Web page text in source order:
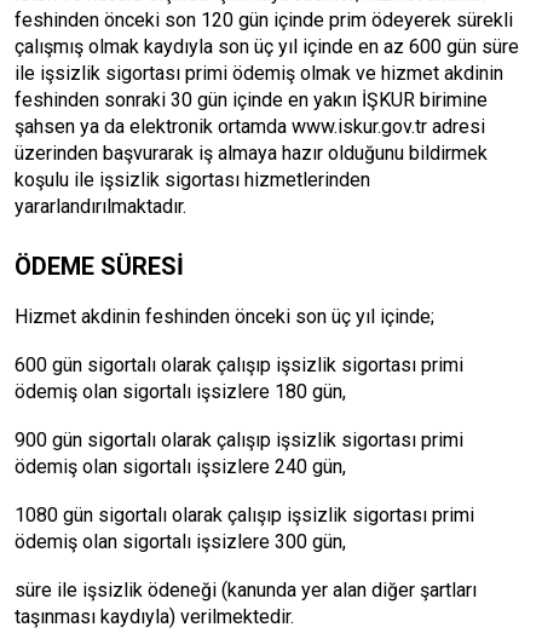
feshinden önceki son 120 gün içinde prim ödeyerek sürekli
çalışmış olmak kaydıyla son üç yıl içinde en az 600 gün süre
ile işsizlik sigortası primi ödemiş olmak ve hizmet akdinin
feshinden sonraki 30 gün içinde en yakın İŞKUR birimine
şahsen ya da elektronik ortamda www.iskur.gov.tr adresi
üzerinden başvurarak iş almaya hazır olduğunu bildirmek
koşulu ile işsizlik sigortası hizmetlerinden
yararlandırılmaktadır.
ÖDEME SÜRESİ
Hizmet akdinin feshinden önceki son üç yıl içinde;
600 gün sigortalı olarak çalışıp işsizlik sigortası primi
ödemiş olan sigortalı işsizlere 180 gün,
900 gün sigortalı olarak çalışıp işsizlik sigortası primi
ödemiş olan sigortalı işsizlere 240 gün,
1080 gün sigortalı olarak çalışıp işsizlik sigortası primi
ödemiş olan sigortalı işsizlere 300 gün,
süre ile işsizlik ödeneği (kanunda yer alan diğer şartları
taşınması kaydıyla) verilmektedir.